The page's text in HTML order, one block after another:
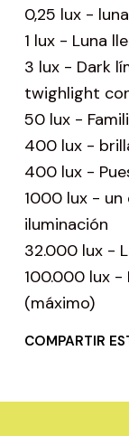
0,25 lux -
1 lux - Luna
3 lux - Dark
twighlight
50 lux -
400 lux -
400 lux -
1000 lux -
iluminación
32.000 lux -
100.000 lux -
(máximo)
COMPARTIR